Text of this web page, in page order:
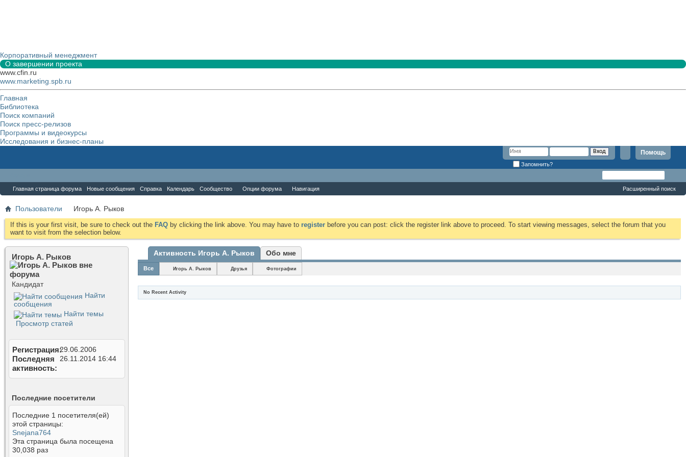
Корпоративный менеджмент
О завершении проекта
www.cfin.ru
www.marketing.spb.ru
Главная
Библиотека
Поиск компаний
Поиск пресс-релизов
Программы и видеокурсы
Исследования и бизнес-планы
Помощь
Запомнить?
Главная страница форума Новые сообщения Справка Календарь Сообщество Опции форума Навигация Расширенный поиск
Пользователи Игорь А. Рыков
If this is your first visit, be sure to check out the FAQ by clicking the link above. You may have to register before you can post: click the register link above to proceed. To start viewing messages, select the forum that you
want to visit from the selection below.
Игорь А. Рыков
Кандидат
Найти
сообщения
Найти темы
Просмотр статей
Регистрация29.06.2006
Последняя
активность
26.11.2014 16:44
Последние посетители
Последние 1 посетителя(ей)
этой страницы:
Snejana764
Эта страница была посещена
30,038 раз
Активность Игорь А. Рыков Обо мне
Все Игорь А. Рыков Друзья Фотографии
No Recent Activity